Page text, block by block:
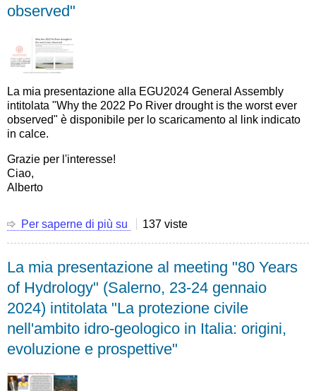
al
workshop
"Multi
and
implication
for
decision
making"
-
giugno
2024
observed"
La mia presentazione alla EGU2024 General Assembly
intitolata "Why the 2022 Po River drought is the worst ever
observed" è disponibile per lo scaricamento al link indicato
in calce.
Grazie per l'interesse!
Ciao,
Alberto
Per saperne di più su
alla
EGU2024
General
Assembly
intitolata
"Why
the
137 viste
La mia presentazione al meeting "80 Years
of Hydrology" (Salerno, 23-24 gennaio
2024) intitolata "La protezione civile
nell'ambito idro-geologico in Italia: origini,
evoluzione e prospettive"